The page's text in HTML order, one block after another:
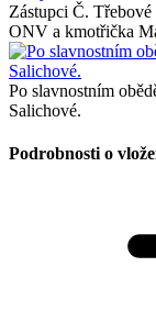
Zástupci Č.
ONV a kmotřička
Po slavnostním
Salichové.
Podrobnosti o